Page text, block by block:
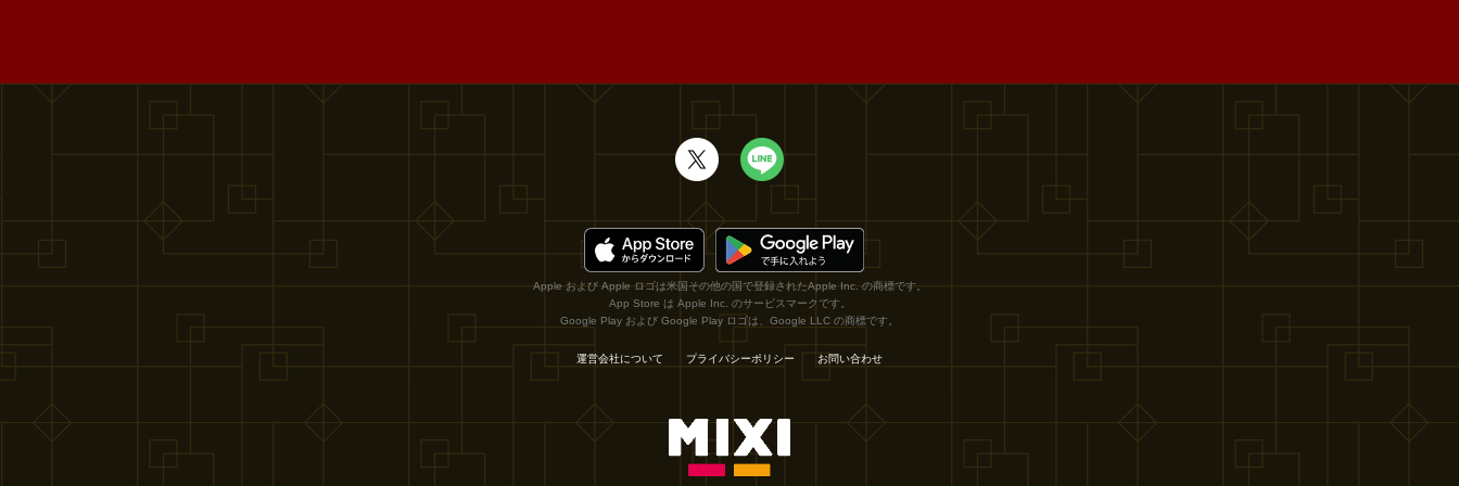
Apple および Apple ロゴは米国その他の国で登録されたApple Inc. の商標です。
App Store は Apple Inc. のサービスマークです。
Google Play および Google Play ロゴは、Google LLC の商標です。
運営会社について プライバシーポリシー お問い合わせ